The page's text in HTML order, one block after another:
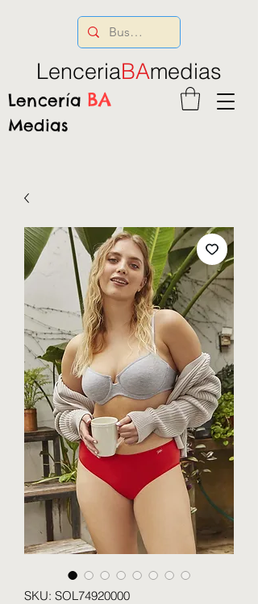
Lencería BA
Medias
LenceriaBAmedias
SKU: SOL74920000